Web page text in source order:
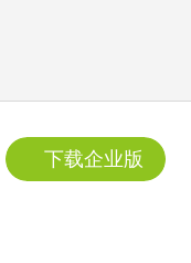
下载企业版